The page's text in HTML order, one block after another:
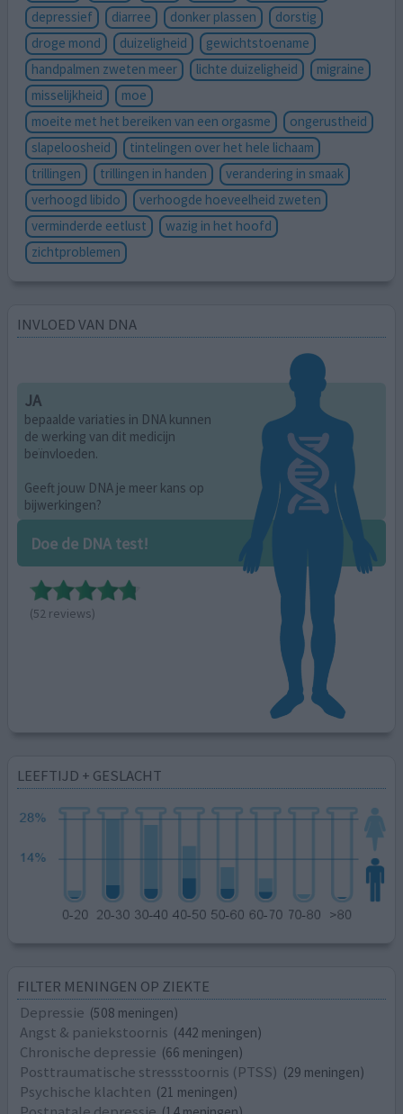
depressief
diarree donker plassen
dorstig
droge mond
duizeligheid
gewichtstoename
handpalmen zweten meer
lichte duizeligheid
migraine
misselijkheid
moe
moeite met het bereiken van een orgasme
ongerustheid
slapeloosheid
tintelingen over het hele lichaam
trillingen
trillingen in handen
verandering in smaak
verhoogd libido
verhoogde hoeveelheid zweten
verminderde eetlust
wazig in het hoofd
zichtproblemen
INVLOED VAN DNA
JA
bepaalde variaties in DNA kunnen
de werking van dit medicijn
beïnvloeden.
Geeft jouw DNA je meer kans op
bijwerkingen?
Doe de DNA test!
(52 reviews)
LEEFTIJD + GESLACHT
FILTER MENINGEN OP ZIEKTE
Depressie (508 meningen)
Angst & paniekstoornis (442 meningen)
Chronische depressie (66 meningen)
Posttraumatische stressstoornis (PTSS) (29 meningen)
Psychische klachten (21 meningen)